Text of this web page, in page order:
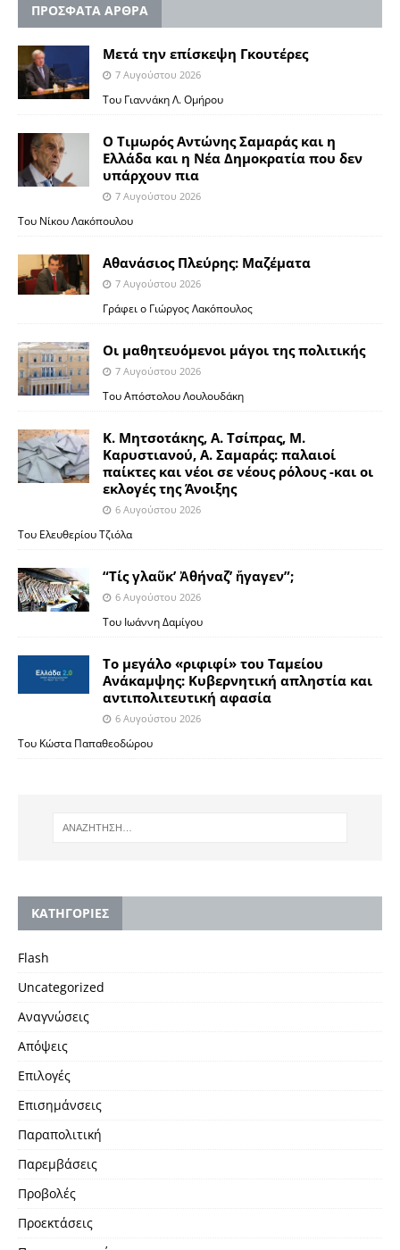
ΠΡΟΣΦΑΤΑ ΑΡΘΡΑ
Μετά την επίσκεψη Γκουτέρες
7 Αυγούστου 2026
Του Γιαννάκη Λ. Ομήρου
Ο Τιμωρός Αντώνης Σαμαράς και η
Ελλάδα και η Νέα Δημοκρατία που δεν
υπάρχουν πια
7 Αυγούστου 2026
Του Νίκου Λακόπουλου
Αθανάσιος Πλεύρης: Μαζέματα
7 Αυγούστου 2026
Γράφει ο Γιώργος Λακόπουλος
Οι μαθητευόμενοι μάγοι της πολιτικής
7 Αυγούστου 2026
Του Απόστολου Λουλουδάκη
Κ. Μητσοτάκης, Α. Τσίπρας, Μ.
Καρυστιανού, Α. Σαμαράς: παλαιοί
παίκτες και νέοι σε νέους ρόλους -και οι
εκλογές της Άνοιξης
6 Αυγούστου 2026
Του Ελευθερίου Τζιόλα
“Τίς γλαῦκ’ Ἀθήναζ’ ἤγαγεν”;
6 Αυγούστου 2026
Του Ιωάννη Δαμίγου
Το μεγάλο «ριφιφί» του Ταμείου
Ανάκαμψης: Κυβερνητική απληστία και
αντιπολιτευτική αφασία
6 Αυγούστου 2026
Του Κώστα Παπαθεοδώρου
KΑΤΗΓΟΡΙΕΣ
Flash
Uncategorized
Αναγνώσεις
Απόψεις
Επιλογές
Επισημάνσεις
Παραπολιτική
Παρεμβάσεις
Προβολές
Προεκτάσεις